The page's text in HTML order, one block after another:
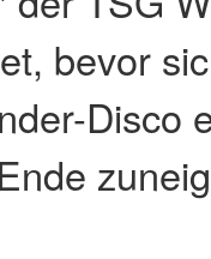
bevor
Disco